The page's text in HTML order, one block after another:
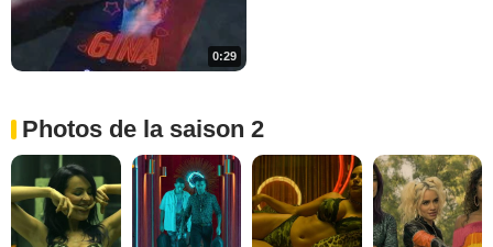
0:29
Photos de la saison 2